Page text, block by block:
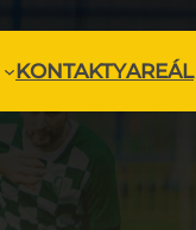
KONTAKTYAREÁL